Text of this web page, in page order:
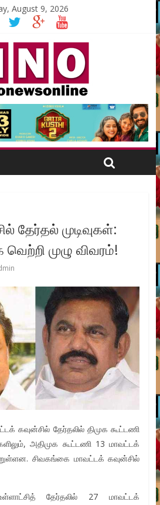
August 9, 2026
தேர்தல் முடிவுகள்:
வெற்றி முழு விவரம்!
கவுன்சில் தேர்தலில் திமுக கூட்டணி
அதிமுக கூட்டணி 13 மாவட்டக்
சிவகங்கை மாவட்டக் கவுன்சில்
தேர்தலில் 27 மாவட்டக்